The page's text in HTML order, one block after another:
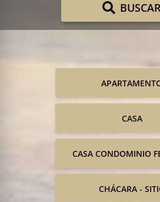
BUSCAR
CASA
CASA CONDOMINIO
CHÁCARA -